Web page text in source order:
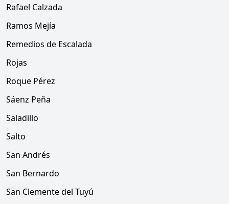
Rafael Calzada
Ramos Mejía
Remedios de Escalada
Rojas
Roque Pérez
Sáenz Peña
Saladillo
Salto
San Andrés
San Bernardo
San Clemente del Tuyú